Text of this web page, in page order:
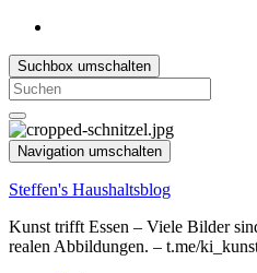
Suchbox umschalten
Search
for:
Navigation umschalten
Steffen's Haushaltsblog
Kunst trifft Essen – Viele Bilder
realen Abbildungen. – t.me/